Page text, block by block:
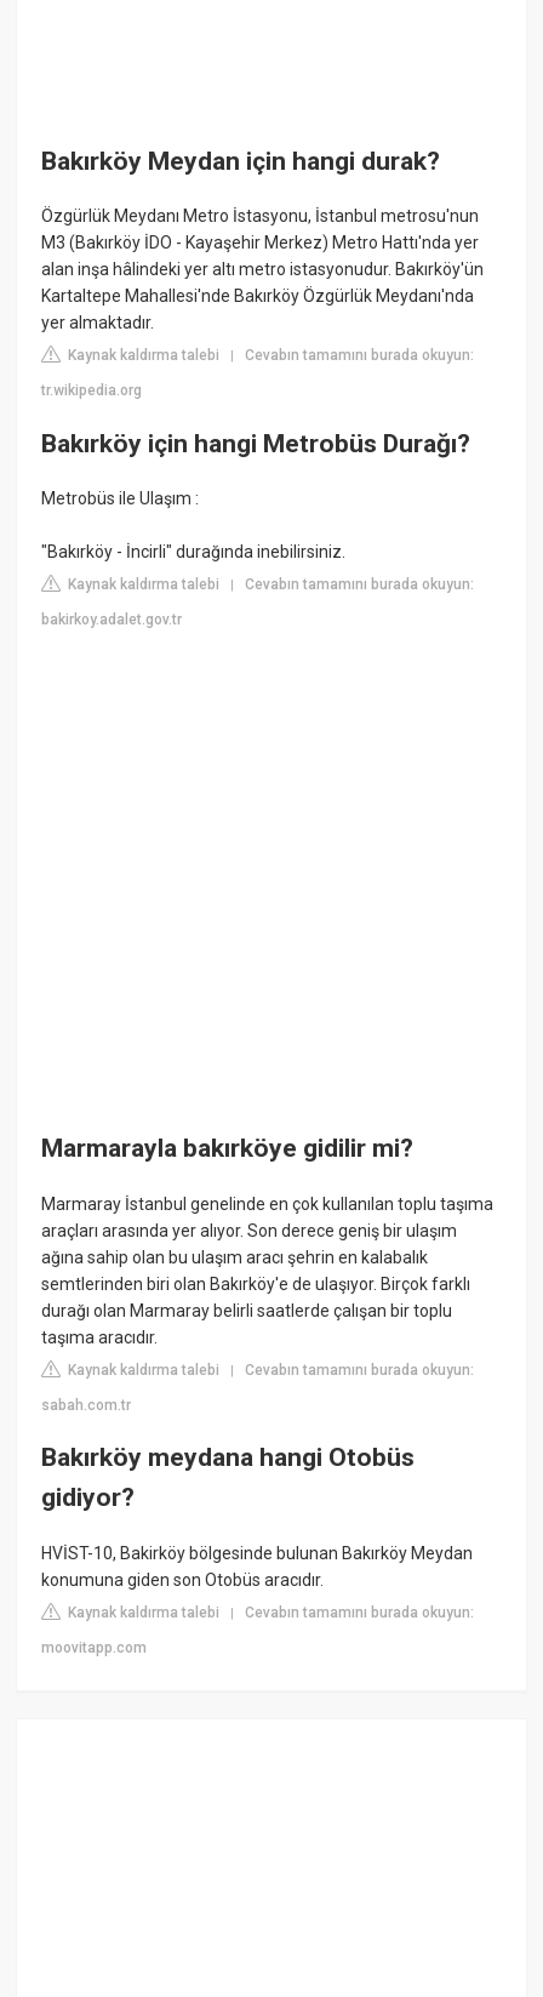
Bakırköy Meydan için hangi durak?
Özgürlük Meydanı Metro İstasyonu, İstanbul metrosu'nun
M3 (Bakırköy İDO - Kayaşehir Merkez) Metro Hattı'nda yer
alan inşa hâlindeki yer altı metro istasyonudur. Bakırköy'ün
Kartaltepe Mahallesi'nde Bakırköy Özgürlük Meydanı'nda
yer almaktadır.
Kaynak kaldırma talebi |Cevabın tamamını burada okuyun:
tr.wikipedia.org
Bakırköy için hangi Metrobüs Durağı?
Metrobüs ile Ulaşım :
"Bakırköy - İncirli" durağında inebilirsiniz.
Kaynak kaldırma talebi |Cevabın tamamını burada okuyun:
bakirkoy.adalet.gov.tr
Marmarayla bakırköye gidilir mi?
Marmaray İstanbul genelinde en çok kullanılan toplu taşıma
araçları arasında yer alıyor. Son derece geniş bir ulaşım
ağına sahip olan bu ulaşım aracı şehrin en kalabalık
semtlerinden biri olan Bakırköy'e de ulaşıyor. Birçok farklı
durağı olan Marmaray belirli saatlerde çalışan bir toplu
taşıma aracıdır.
Kaynak kaldırma talebi |Cevabın tamamını burada okuyun:
sabah.com.tr
Bakırköy meydana hangi Otobüs
gidiyor?
HVİST-10, Bakirköy bölgesinde bulunan Bakırköy Meydan
konumuna giden son Otobüs aracıdır.
Kaynak kaldırma talebi |Cevabın tamamını burada okuyun:
moovitapp.com